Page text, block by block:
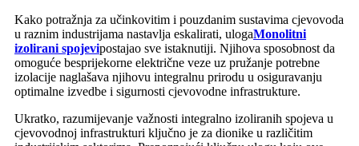
Kako potražnja za učinkovitim i pouzdanim sustavima cjevovoda
u raznim industrijama nastavlja eskalirati, ulogaMonolitni
izolirani spojevipostajao sve istaknutiji. Njihova sposobnost da
omoguće besprijekorne električne veze uz pružanje potrebne
izolacije naglašava njihovu integralnu prirodu u osiguravanju
optimalne izvedbe i sigurnosti cjevovodne infrastrukture.
Ukratko, razumijevanje važnosti integralno izoliranih spojeva u
cjevovodnoj infrastrukturi ključno je za dionike u različitim